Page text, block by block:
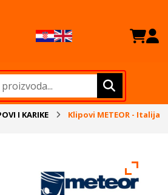
I KARIKE Klipovi METEOR - Italija